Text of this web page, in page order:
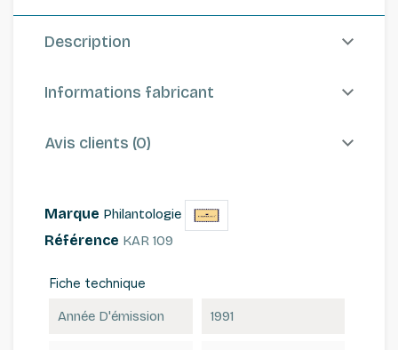
Description
Informations fabricant
Avis clients (0)
Marque Philantologie
Référence KAR 109
Fiche technique
Année D'émission 1991